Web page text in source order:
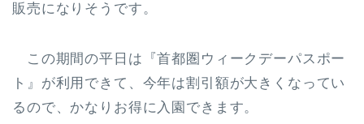
販売になりそうです。
この期間の平日は 『首都圏ウィークデーパスポー
ト』 が利用できて、今年は割引額が大きくなってい
るので、かなりお得に入園できます。